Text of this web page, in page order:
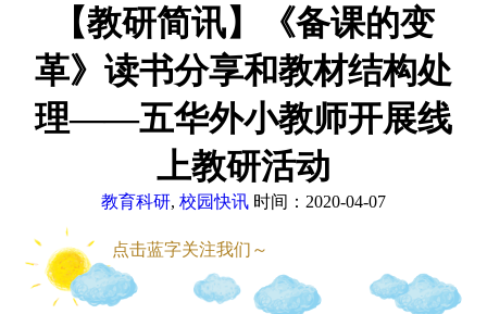
【教研简讯】《备课的变
革》读书分享和教材结构处
理——五华外小教师开展线
上教研活动
教育科研, 校园快讯 时间：2020-04-07
点击蓝字关注我们～